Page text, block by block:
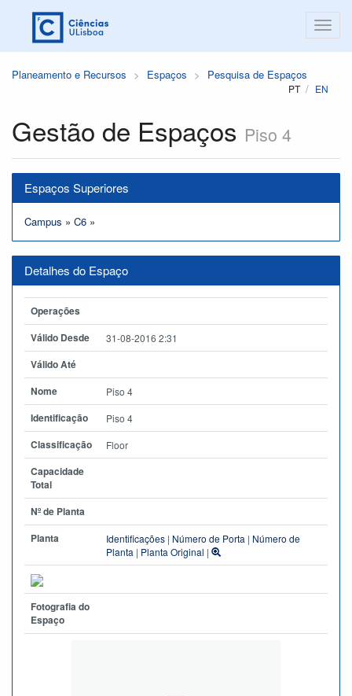
Planeamento e Recursos Espaços Pesquisa de Espaços
PT EN
Gestão de Espaços Piso 4
Espaços Superiores
Campus » C6 »
Detalhes do Espaço
Operações
Válido Desde
31-08-2016 2:31
Válido Até
Nome
Piso 4
Identificação Piso 4
Classificação Floor
Capacidade
Total
Nº de Planta
Planta
Identificações | Número de Porta | Número de
Planta | Planta Original |
Fotografia do
Espaço